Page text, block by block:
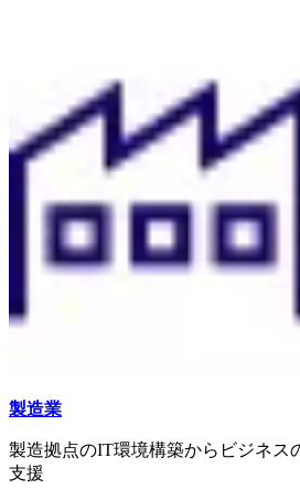
製造業
製造拠点のIT環境構築からビジネス
支援